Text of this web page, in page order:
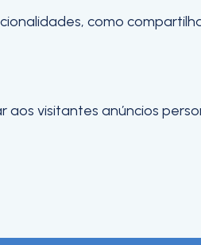
como
visitantes anúncios